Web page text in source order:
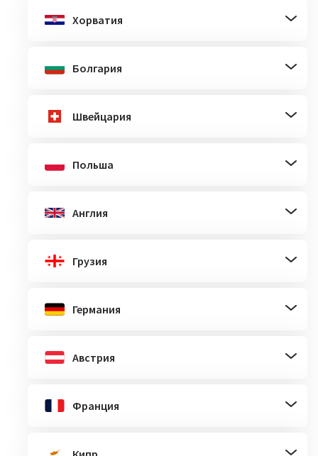
Хорватия
Болгария
Швейцария
Польша
Англия
Грузия
Германия
Австрия
Франция